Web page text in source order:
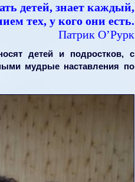
детей, знает каждый,
тех, у кого они есть.
Патрик О’Рурк
детей и подростков, с
мудрые наставления по